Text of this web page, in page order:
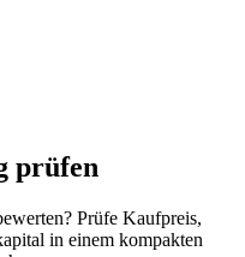
prüfen
Prüfe Kaufpreis,
in einem kompakten